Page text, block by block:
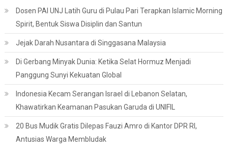
Dosen PAI UNJ Latih Guru di Pulau Pari Terapkan Islamic Morning
Spirit, Bentuk Siswa Disiplin dan Santun
Jejak Darah Nusantara di Singgasana Malaysia
Di Gerbang Minyak Dunia: Ketika Selat Hormuz Menjadi
Panggung Sunyi Kekuatan Global
Indonesia Kecam Serangan Israel di Lebanon Selatan,
Khawatirkan Keamanan Pasukan Garuda di UNIFIL
20 Bus Mudik Gratis Dilepas Fauzi Amro di Kantor DPR RI,
Antusias Warga Membludak